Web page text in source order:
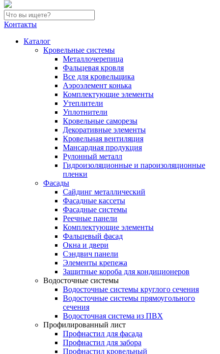
Контакты
Каталог
Кровельные системы
Металлочерепица
Фальцевая кровля
Все для кровельщика
Аэроэлемент конька
Комплектующие элементы
Утеплители
Уплотнители
Кровельные саморезы
Декоративные элементы
Кровельная вентиляция
Мансардная продукция
Рулонный металл
Гидроизоляционные и пароизоляционные
пленки
Фасады
Сайдинг металлический
Фасадные кассеты
Фасадные системы
Реечные панели
Комплектующие элементы
Фальцевый фасад
Окна и двери
Сэндвич панели
Элементы крепежа
Защитные короба для кондиционеров
Водосточные системы
Водосточные системы круглого сечения
Водосточные системы прямоугольного
сечения
Водосточная система из ПВХ
Профилированный лист
Профнастил для фасада
Профнастил для забора
Профнастил кровельный